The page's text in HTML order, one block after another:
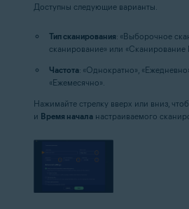
Доступны следующие варианты.
Тип сканирования: «Выборочное
сканирование» или «Сканирование
Частота: «Однократно»,
«Ежемесячно».
Нажимайте стрелку вверх или вниз,
и Время начала настраиваемого